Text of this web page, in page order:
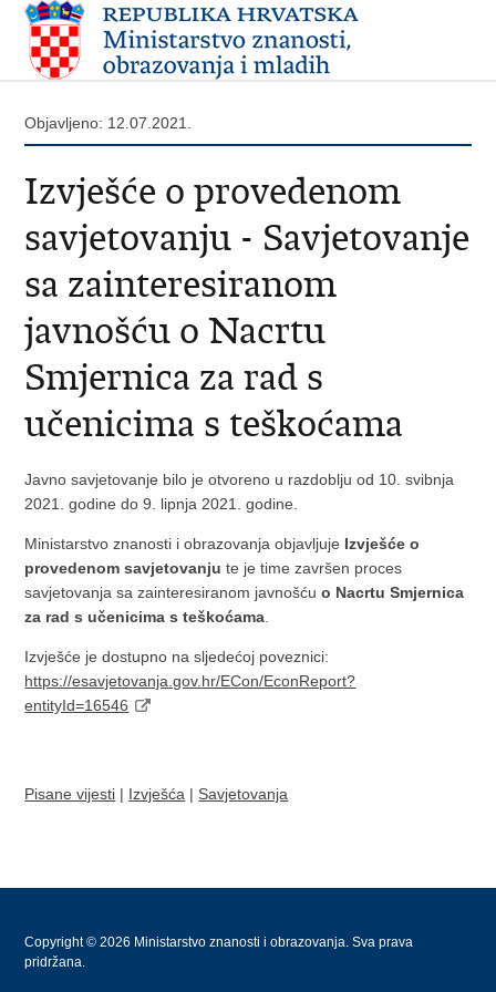
Objavljeno: 12.07.2021.
Izvješće o provedenom
savjetovanju - Savjetovanje
sa zainteresiranom
javnošću o Nacrtu
Smjernica za rad s
učenicima s teškoćama
Javno savjetovanje bilo je otvoreno u razdoblju od 10. svibnja
2021. godine do 9. lipnja 2021. godine.
Ministarstvo znanosti i obrazovanja objavljuje Izvješće o
provedenom savjetovanju te je time završen proces
savjetovanja sa zainteresiranom javnošćuo Nacrtu Smjernica
za rad s učenicima s teškoćama
Izvješće je dostupno na sljedećoj poveznici:
https://esavjetovanja.gov.hr/ECon/EconReport?
entityId=16546
Pisane vijesti | Izvješća | Savjetovanja
Copyright © 2026 Ministarstvo znanosti i obrazovanja. Sva prava
pridržana.